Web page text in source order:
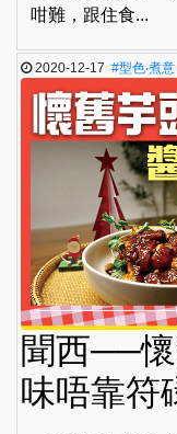
咁難，跟住食...
2020-12-17#型色‧煮意
聞西──
味唔靠符